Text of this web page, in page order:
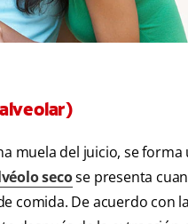
muela del juicio, se
secose presenta
comida. De acuerdo con la